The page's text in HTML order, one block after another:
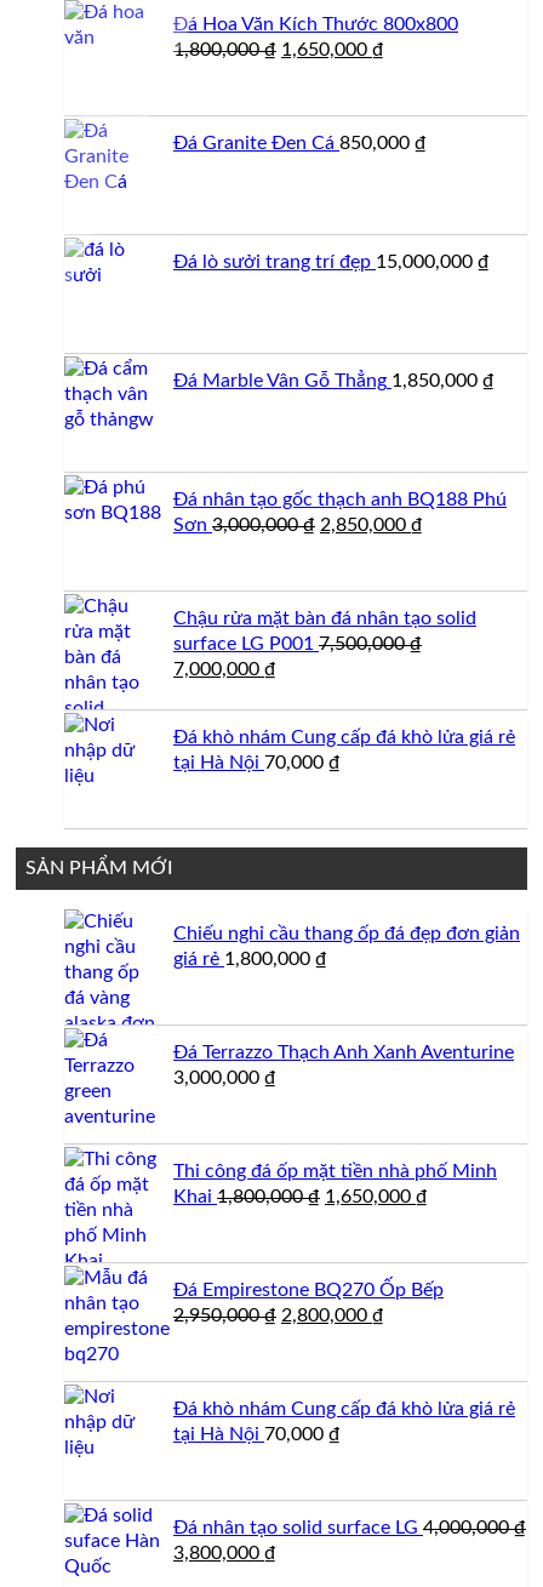
Đá Hoa Văn Kích Thước 800x800
1,800,000₫ Giá
1,650,000 ₫
1,650,000 ₫.
Đá Granite Đen Cá 850,000 ₫
Đá lò sưởi trang trí đẹp 15,000,000 ₫
Đá Marble Vân Gỗ Thẳng 1,850,000 ₫
Đá nhân tạo gốc thạch anh BQ188 Phú
Sơn 3,000,000₫ Giá
2,850,000 ₫
2,850,000 ₫.
Chậu rửa mặt bàn đá nhân tạo solid
surface LG P001 7,500,000₫
Giá
7,500,000 ₫.
7,000,000 ₫
là:
7,000,000 ₫.
Đá khò nhám Cung cấp đá khò lửa giá rẻ
tại Hà Nội 70,000 ₫
SẢN PHẨM MỚI
Chiếu nghỉ cầu thang ốp đá đẹp đơn giản
giá rẻ 1,800,000 ₫
Đá Terrazzo Thạch Anh Xanh Aventurine
3,000,000 ₫
Thi công đá ốp mặt tiền nhà phố Minh
Khai 1,800,000₫ Giá
1,650,000 ₫
1,650,000 ₫.
Đá Empirestone BQ270 Ốp Bếp
2,950,000₫ Giá
2,800,000 ₫
2,800,000 ₫.
Đá khò nhám Cung cấp đá khò lửa giá rẻ
tại Hà Nội 70,000 ₫
Đá nhân tạo solid surface LG 4,000,000₫
Giá
3,800,000 ₫